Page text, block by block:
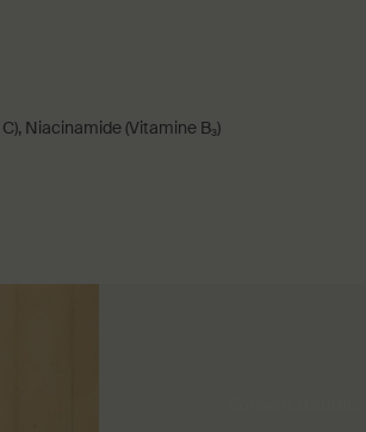
Niacinamide (Vitamine B₃)